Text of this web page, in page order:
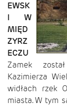
EWSK
I W
MIĘD
ZYRZ
ECZU
Zamek
Kazimierza
widłach rzek
miasta. W tym